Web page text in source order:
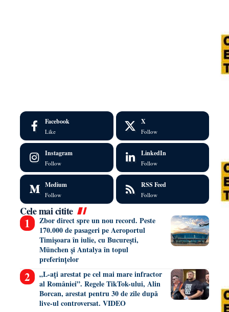
Facebook
Like
X
Follow
Instagram
Follow
LinkedIn
Follow
Medium
Follow
RSS Feed
Follow
Cele mai citite
Zbor direct spre un nou record. Peste
170.000 de pasageri pe Aeroportul
Timișoara în iulie, cu București,
München și Antalya în topul
preferințelor
„L-ați arestat pe cel mai mare infractor
al României”. Regele TikTok-ului, Alin
Borcan, arestat pentru 30 de zile după
live-ul controversat. VIDEO